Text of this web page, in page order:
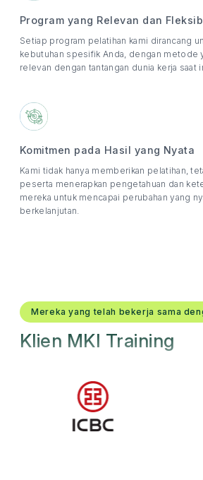
Program yang Relevan dan
Setiap program pelatihan kami dirancang
kebutuhan spesifik Anda, dengan metode
relevan dengan tantangan dunia kerja saat
Komitmen pada Hasil yang Nyata
Kami tidak hanya memberikan pelatihan,
peserta menerapkan pengetahuan dan
mereka untuk mencapai perubahan yang
berkelanjutan.
Mereka yang telah bekerja sama
Klien MKI Training